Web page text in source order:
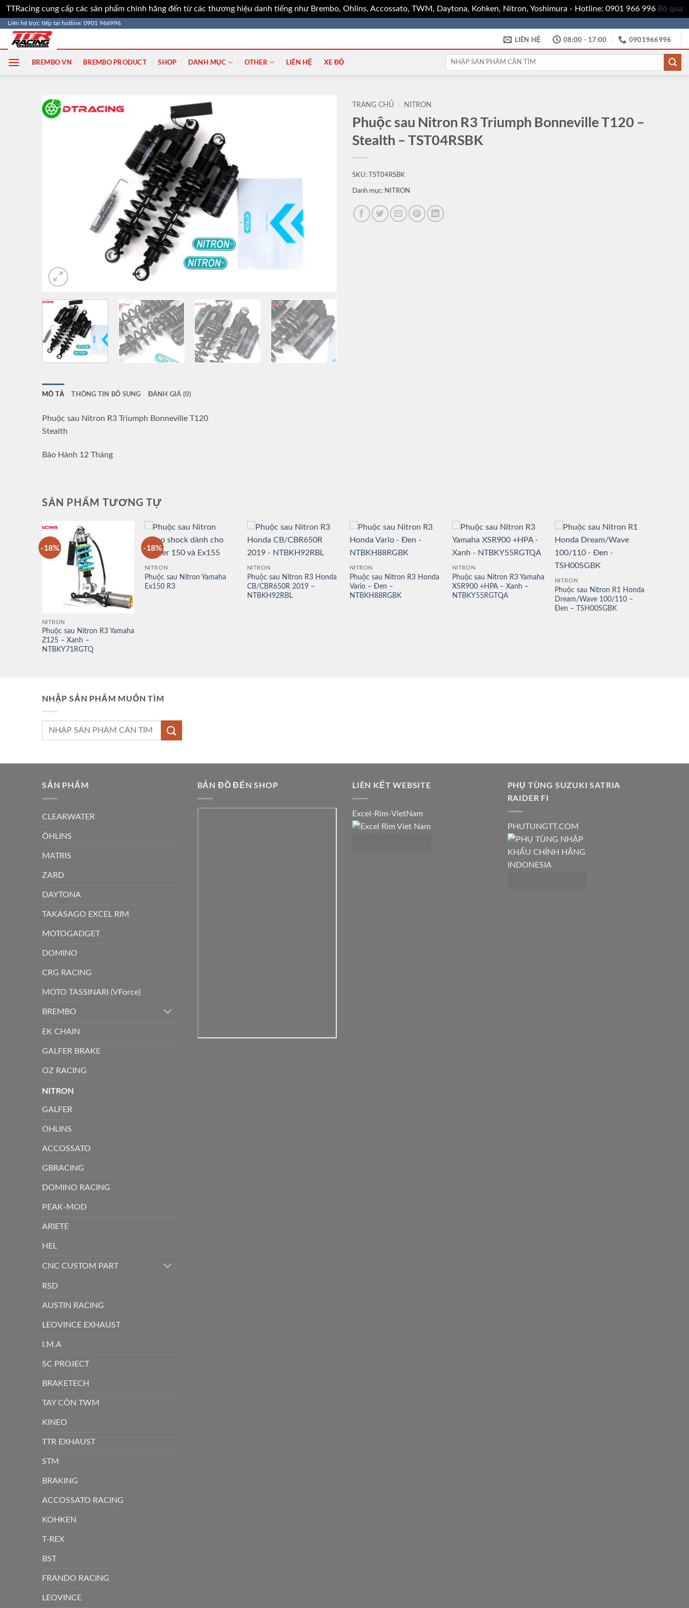
TTRacing cung cấp các sản phẩm chính hãng đến từ các thương hiệu danh tiếng như Brembo, Ohlins, Accossato, TWM, Daytona, Kohken, Nitron, Yoshimura - Hotline: 0901 966 996 Bỏ qua
Bỏ
qua
nội
dung
Liên hệ trực tiếp tại hotline: 0901 966996
LIÊN HỆ 08:00 - 17:00 0901966996
BREMBO VN BREMBO PRODUCT SHOP DANH MỤC OTHER LIÊN HỆ XE ĐỘ
Tìm
TRANG CHỦ / NITRON
Phuộc sau Nitron R3 Triumph Bonneville T120 –
Stealth – TST04RSBK
SKU: TST04RSBK
Danh mục: NITRON
MÔ TẢ THÔNG TIN BỔ SUNG ĐÁNH GIÁ (0)
Phuộc sau Nitron R3 Triumph Bonneville T120
Stealth
Bảo Hành 12 Tháng
SẢN PHẨM TƯƠNG TỰ
-18%
NITRON
Phuộc sau Nitron R3 Yamaha
Z125 – Xanh –
NTBKY71RGTQ
-18%
NITRON
Phuộc sau Nitron Yamaha
Ex150 R3
NITRON
Phuộc sau Nitron R3 Honda
CB/CBR650R 2019 –
NTBKH92RBL
NITRON
Phuộc sau Nitron R3 Honda
Vario – Đen –
NTBKH88RGBK
NITRON
Phuộc sau Nitron R3 Yamaha
XSR900 +HPA – Xanh –
NTBKY55RGTQA
NITRON
Phuộc sau Nitron R1 Honda
Dream/Wave 100/110 –
Đen – TSH00SGBK
NHẬP SẢN PHẨM MUỐN TÌM
Tìm
SẢN PHẨM
CLEARWATER
ÖHLINS
MATRIS
ZARD
DAYTONA
TAKASAGO EXCEL RIM
MOTOGADGET
DOMINO
CRG RACING
MOTO TASSINARI (VForce)
BREMBO
EK CHAIN
GALFER BRAKE
OZ RACING
NITRON
GALFER
OHLINS
ACCOSSATO
GBRACING
DOMINO RACING
PEAK-MOD
ARIETE
HEL
CNC CUSTOM PART
RSD
AUSTIN RACING
LEOVINCE EXHAUST
I.M.A
SC PROJECT
BRAKETECH
TAY CÔN TWM
KINEO
TTR EXHAUST
STM
BRAKING
ACCOSSATO RACING
KOHKEN
T-REX
BST
FRANDO RACING
LEOVINCE
BẢN ĐỒ ĐẾN SHOP LIÊN KẾT WEBSITE
Excel-Rim-VietNam
PHỤ TÙNG SUZUKI SATRIA
RAIDER FI
PHUTUNGTT.COM